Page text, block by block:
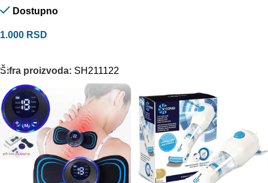
Dostupno
1.000 RSD
Šifra proizvoda: SH211122